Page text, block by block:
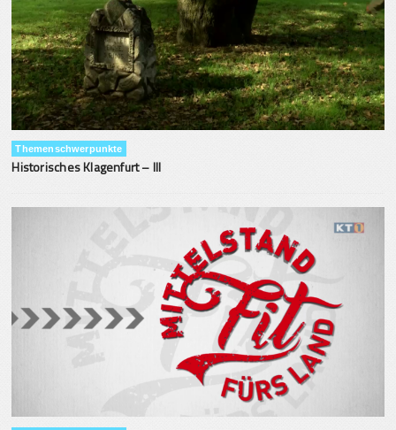
Themenschwerpunkte
Historisches Klagenfurt – III